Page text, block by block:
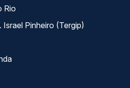
Rio
Pinheiro (Tergip)